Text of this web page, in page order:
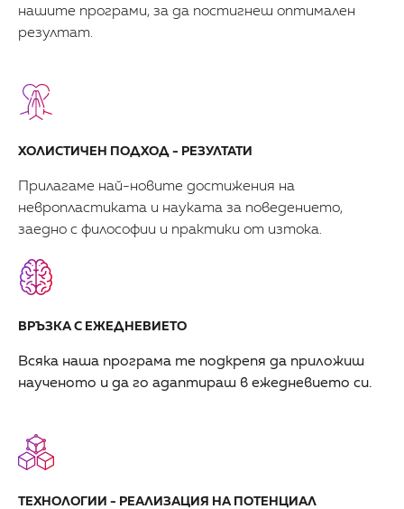
нашите програми, за да постигнеш оптимален
резултат.
ХОЛИСТИЧЕН ПОДХОД - РЕЗУЛТАТИ
Прилагаме най-новите достижения на
невропластиката и науката за поведението,
заедно с философии и практики от изтока.
ВРЪЗКА С ЕЖЕДНЕВИЕТО
Всяка наша програма те подкрепя да приложиш
наученото и да го адаптираш в ежедневието си.
ТЕХНОЛОГИИ - РЕАЛИЗАЦИЯ НА ПОТЕНЦИАЛ